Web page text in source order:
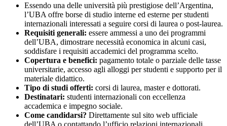
Essendo una delle università più prestigiose dell’Argentina,
l’UBA offre borse di studio interne ed esterne per studenti
internazionali interessati a seguire corsi di laurea o post-laurea.
Requisiti generali: essere ammessi a uno dei programmi
dell’UBA, dimostrare necessità economica in alcuni casi,
soddisfare i requisiti accademici del programma scelto.
Copertura e benefici: pagamento totale o parziale delle tasse
universitarie, accesso agli alloggi per studenti e supporto per il
materiale didattico.
Tipo di studi offerti: corsi di laurea, master e dottorati.
Destinatari: studenti internazionali con eccellenza
accademica e impegno sociale.
Come candidarsi? Direttamente sul sito web ufficiale
dell’UBA o contattando l’ufficio relazioni internazionali.